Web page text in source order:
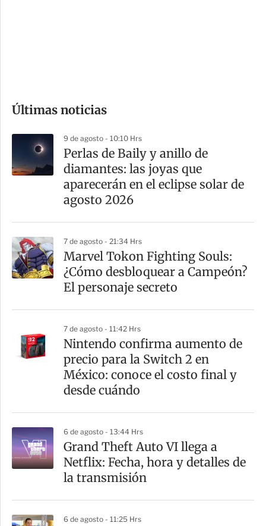
m
a
r
t
Últimas noticias
9 de agosto - 10:10 Hrs
Perlas de Baily y anillo de
diamantes: las joyas que
aparecerán en el eclipse solar de
agosto 2026
7 de agosto - 21:34 Hrs
Marvel Tokon Fighting Souls:
¿Cómo desbloquear a Campeón?
El personaje secreto
7 de agosto - 11:42 Hrs
Nintendo confirma aumento de
precio para la Switch 2 en
México: conoce el costo final y
desde cuándo
6 de agosto - 13:44 Hrs
Grand Theft Auto VI llega a
Netflix: Fecha, hora y detalles de
la transmisión
6 de agosto - 11:25 Hrs